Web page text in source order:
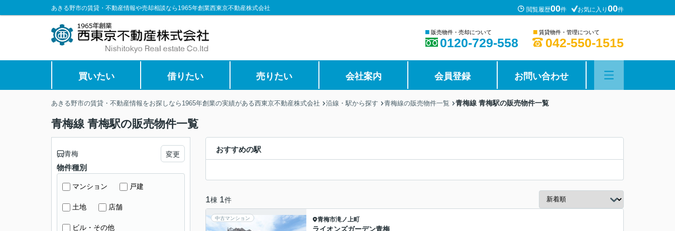
あきる野市の賃貸・不動産情報や売却相談なら1965年創業西東京不動産株式会社 閲覧履歴00件 お気に入り 00件
■ 販売物件・売却について
0120-729-558
■ 賃貸物件・管理について
042-550-1515
買いたい 借りたい 売りたい 会社案内 会員登録 お問い合わせ
あきる野市の賃貸・不動産情報をお探しなら1965年創業の実績がある西東京不動産株式会社 沿線・駅から探す 青梅線の販売物件一覧 青梅線 青梅駅の販売物件一覧
青梅線 青梅駅の販売物件一覧
おすすめの駅
1棟 1件
中古マンション 青梅市滝ノ上町
ライオンズガーデン青梅
青梅 変更
物件種別
マンション 戸建
土地 店舗
ビル・その他